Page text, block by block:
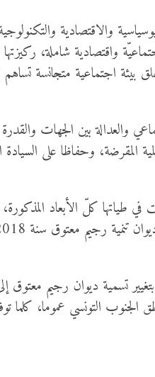
والاقتصادية
واقتصادية شاملة،
اجتماعية متجانسة تساهم
والعدالة بين الجهات
وحفاظا على السيادة
طياتها كلّ الأبعاد المذكورة،
مقاربة تنموية دامجة، تمت ترجمتها بمقتضى الأمر عدد 247 المؤرخ في 8 ماي 2025،
التونسي عموما، كلما